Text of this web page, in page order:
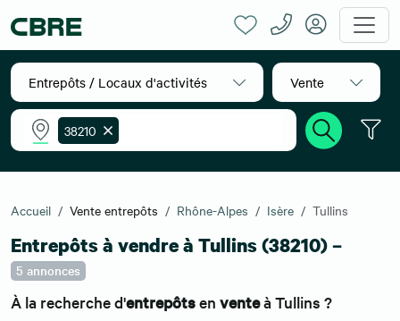
Entrepôts / Locaux d'activités Vente
38210
Accueil Vente entrepôts Rhône-Alpes Isère Tullins
Entrepôts à vendre à Tullins (38210) –
5 annonces
À la recherche d'entrepôtsen venteà Tullins ?